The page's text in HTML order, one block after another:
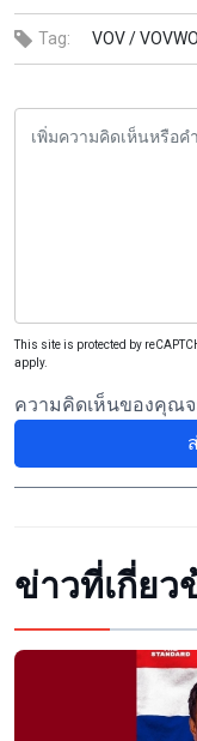
Tag: VOV /
This site is protected by
apply.
ความคิดเห็นของคุณจ
ข่าวที่เกี่ยว